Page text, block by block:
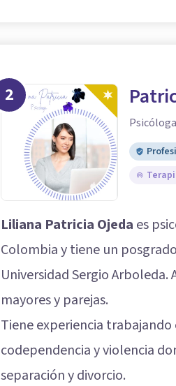
2
Liliana Patricia Ojeda es
Colombia y tiene un
Universidad Sergio
mayores y parejas.
Tiene experiencia trabajando
codependencia y violencia
separación y divorcio.